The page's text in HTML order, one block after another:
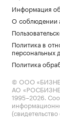
Информация
О соблюдении
Политика в
персональных
Политика
© ООО
АО
1995–2026.